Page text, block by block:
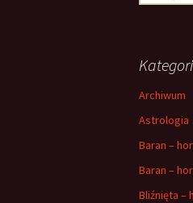
Archiwum
Astrologia
Baran –
Baran –
Bliźnięta –